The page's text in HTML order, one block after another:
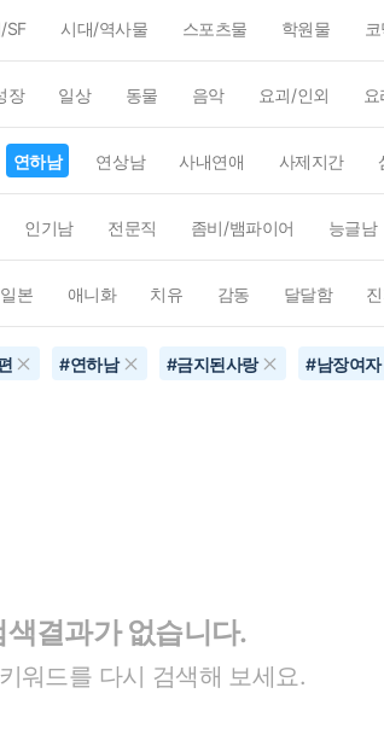
SF 시대/역사물 스포츠물 학원물
장 일상 동물 음악 요괴/인외
연하남 연상남 사내연애 사제지간
인기남 전문직 좀비/뱀파이어 능글남
일본 애니화 치유 감동 달달함
#연하남 #금지된사랑 #남장여자
색결과가 없습니다.
워드를 다시 검색해 보세요.